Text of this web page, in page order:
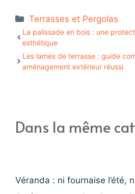
Catégories
Terrasses et Pergolas
La palissade en bois : une
esthétique
Les lames de terrasse : guide
aménagement extérieur réussi
Dans la même
Véranda : ni fournaise l’été,